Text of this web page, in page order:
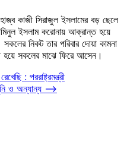
কাজী সিরাজুল ইসলামের বড় ছেলে
ইসলাম করোনায় আক্রান্ত হয়ে
নিকট তার পরিবার দোয়া কামনা
সকলের মাঝে ফিরে আসেন।
: পররাষ্ট্রমন্ত্রী
ও অন্যান্য ⟶